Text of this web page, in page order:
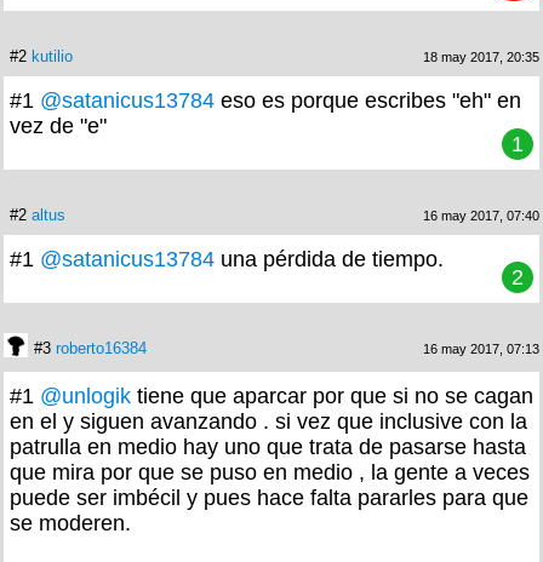
#2 kutilio 18 may 2017, 20:35
#1 @satanicus13784 eso es porque escribes "eh" en
vez de "e"
1
#2 altus 16 may 2017, 07:40
#1 @satanicus13784 una pérdida de tiempo.
2
#3 roberto16384 16 may 2017, 07:13
#1 @unlogik tiene que aparcar por que si no se cagan
en el y siguen avanzando . si vez que inclusive con la
patrulla en medio hay uno que trata de pasarse hasta
que mira por que se puso en medio , la gente a veces
puede ser imbécil y pues hace falta pararles para que
se moderen.